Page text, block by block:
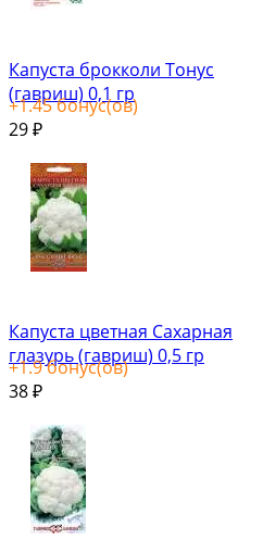
Капуста брокколи Тонус
(гавриш) 0,1 гр
+1.45бонус(ов)
29 ₽
Капуста цветная Сахарная
глазурь (гавриш) 0,5 гр
+1.9бонус(ов)
38 ₽